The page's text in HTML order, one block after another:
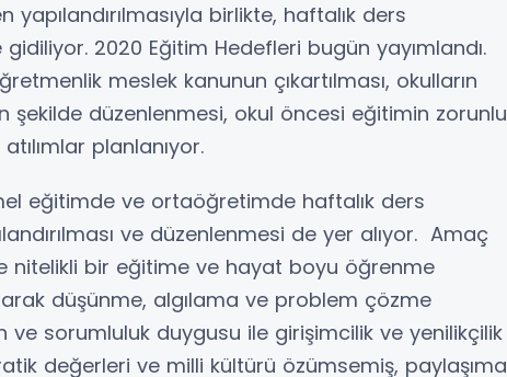
yapılandırılmasıyla birlikte, haftalık ders
2020 Eğitim Hedefleri bugün yayımlandı.
meslek kanunun çıkartılması, okulların
şekilde düzenlenmesi, okul öncesi eğitimin zorunlu
planlanıyor.
eğitimde ve ortaöğretimde haftalık ders
ve düzenlenmesi de yer alıyor. Amaç
nitelikli bir eğitime ve hayat boyu öğrenme
düşünme, algılama ve problem çözme
ve sorumluluk duygusu ile girişimcilik ve yenilikçilik
değerleri ve milli kültürü özümsemiş, paylaşıma